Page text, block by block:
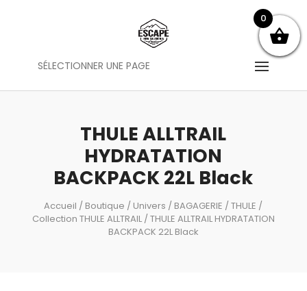
SÉLECTIONNER UNE PAGE
THULE ALLTRAIL
HYDRATATION
BACKPACK 22L Black
Accueil / Boutique / Univers / BAGAGERIE /THULE /
Collection THULE ALLTRAIL/ THULE ALLTRAIL HYDRATATION
BACKPACK 22L Black
0